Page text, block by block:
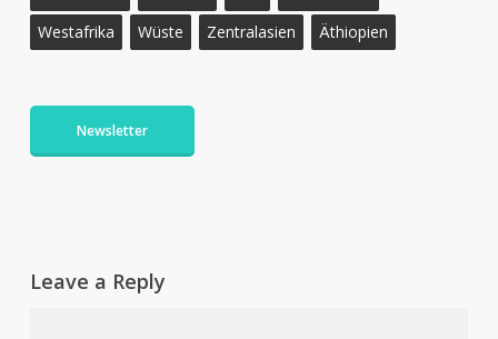
Westafrika
Wüste Zentralasien Äthiopien
Newsletter
Leave a Reply